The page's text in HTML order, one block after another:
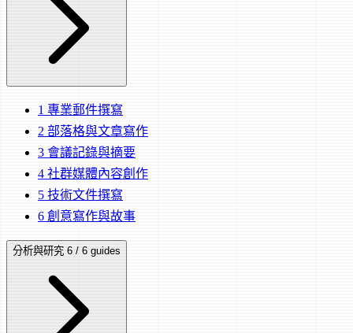
1 專業郵件撰寫
2 部落格與文章寫作
3 會議記錄與摘要
4 社群媒體內容創作
5 技術文件撰寫
6 創意寫作與故事
分析與研究 6 / 6 guides